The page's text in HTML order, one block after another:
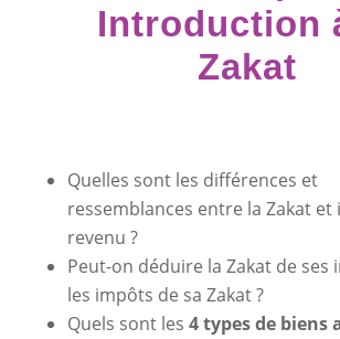
Introduction
Zakat
Quelles sont les différences et
ressemblances entre la Zakat
revenu ?
Peut-on déduire la Zakat de ses
les impôts de sa Zakat ?
Quels sont les 4 types de biens